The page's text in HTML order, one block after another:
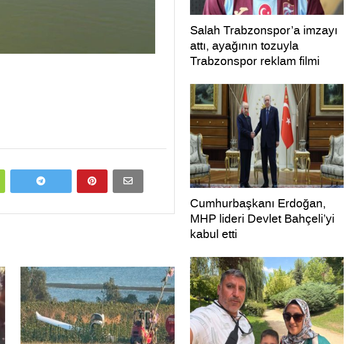
Salah Trabzonspor’a imzayı
attı, ayağının tozuyla
Trabzonspor reklam filmi
Cumhurbaşkanı Erdoğan,
MHP lideri Devlet Bahçeli’yi
kabul etti